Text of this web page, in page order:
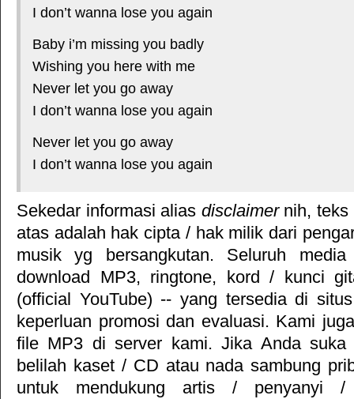
I don’t wanna lose you again
Baby i’m missing you badly
Wishing you here with me
Never let you go away
I don’t wanna lose you again
Never let you go away
I don’t wanna lose you again
Sekedar informasi alias disclaimernih, teks
atas adalah hak cipta / hak milik dari
musik yg bersangkutan. Seluruh
download MP3, ringtone, kord / kunci
(official YouTube) -- yang tersedia di
keperluan promosi dan evaluasi. Kami
file MP3 di server kami. Jika Anda
belilah kaset / CD atau nada sambung
untuk mendukung artis / penyanyi